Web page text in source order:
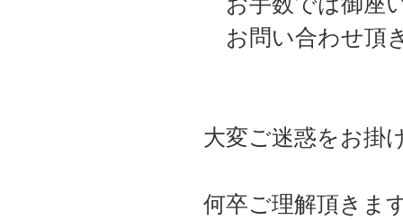
お問い合わせ頂
大変ご迷惑をお掛
何卒ご理解頂きま